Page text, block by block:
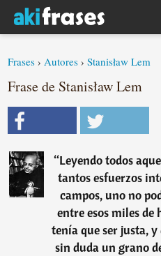
Frases ›Autores ›Stanisław Lem
Frase de Stanisław Lem
“Leyendo todos
tantos esfuerzos
campos, uno no
entre esos miles de
tenía que ser justa,
sin duda un grano